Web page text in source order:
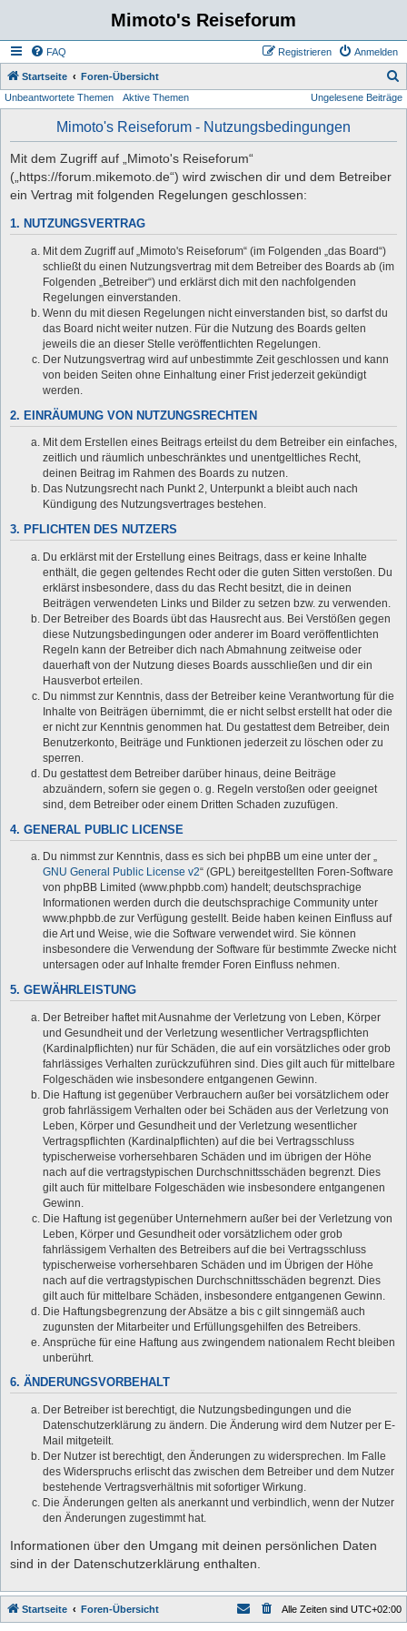
Mimoto's Reiseforum
FAQ Anmelden
Registrieren
Startseite Foren-Übersicht
u
Unbeantwortete Themen Aktive Themen Ungelesene Beiträge
Mimoto's Reiseforum - Nutzungsbedingungen
Mit dem Zugriff auf „Mimoto's Reiseforum“
(„https://forum.mikemoto.de“) wird zwischen dir und dem Betreiber
ein Vertrag mit folgenden Regelungen geschlossen:
1. NUTZUNGSVERTRAG
Mit dem Zugriff auf „Mimoto's Reiseforum“ (im Folgenden „das Board“)
schließt du einen Nutzungsvertrag mit dem Betreiber des Boards ab (im
Folgenden „Betreiber“) und erklärst dich mit den nachfolgenden
Regelungen einverstanden.
Wenn du mit diesen Regelungen nicht einverstanden bist, so darfst du
das Board nicht weiter nutzen. Für die Nutzung des Boards gelten
jeweils die an dieser Stelle veröffentlichten Regelungen.
Der Nutzungsvertrag wird auf unbestimmte Zeit geschlossen und kann
von beiden Seiten ohne Einhaltung einer Frist jederzeit gekündigt
werden.
2. EINRÄUMUNG VON NUTZUNGSRECHTEN
Mit dem Erstellen eines Beitrags erteilst du dem Betreiber ein einfaches,
zeitlich und räumlich unbeschränktes und unentgeltliches Recht,
deinen Beitrag im Rahmen des Boards zu nutzen.
Das Nutzungsrecht nach Punkt 2, Unterpunkt a bleibt auch nach
Kündigung des Nutzungsvertrages bestehen.
3. PFLICHTEN DES NUTZERS
Du erklärst mit der Erstellung eines Beitrags, dass er keine Inhalte
enthält, die gegen geltendes Recht oder die guten Sitten verstoßen. Du
erklärst insbesondere, dass du das Recht besitzt, die in deinen
Beiträgen verwendeten Links und Bilder zu setzen bzw. zu verwenden.
Der Betreiber des Boards übt das Hausrecht aus. Bei Verstößen gegen
diese Nutzungsbedingungen oder anderer im Board veröffentlichten
Regeln kann der Betreiber dich nach Abmahnung zeitweise oder
dauerhaft von der Nutzung dieses Boards ausschließen und dir ein
Hausverbot erteilen.
Du nimmst zur Kenntnis, dass der Betreiber keine Verantwortung für die
Inhalte von Beiträgen übernimmt, die er nicht selbst erstellt hat oder die
er nicht zur Kenntnis genommen hat. Du gestattest dem Betreiber, dein
Benutzerkonto, Beiträge und Funktionen jederzeit zu löschen oder zu
sperren.
Du gestattest dem Betreiber darüber hinaus, deine Beiträge
abzuändern, sofern sie gegen o. g. Regeln verstoßen oder geeignet
sind, dem Betreiber oder einem Dritten Schaden zuzufügen.
4. GENERAL PUBLIC LICENSE
Du nimmst zur Kenntnis, dass es sich bei phpBB um eine unter der „
GNU General Public License v2“ (GPL) bereitgestellten Foren-Software
von phpBB Limited (www.phpbb.com) handelt; deutschsprachige
Informationen werden durch die deutschsprachige Community unter
www.phpbb.de zur Verfügung gestellt. Beide haben keinen Einfluss auf
die Art und Weise, wie die Software verwendet wird. Sie können
insbesondere die Verwendung der Software für bestimmte Zwecke nicht
untersagen oder auf Inhalte fremder Foren Einfluss nehmen.
5. GEWÄHRLEISTUNG
Der Betreiber haftet mit Ausnahme der Verletzung von Leben, Körper
und Gesundheit und der Verletzung wesentlicher Vertragspflichten
(Kardinalpflichten) nur für Schäden, die auf ein vorsätzliches oder grob
fahrlässiges Verhalten zurückzuführen sind. Dies gilt auch für mittelbare
Folgeschäden wie insbesondere entgangenen Gewinn.
Die Haftung ist gegenüber Verbrauchern außer bei vorsätzlichem oder
grob fahrlässigem Verhalten oder bei Schäden aus der Verletzung von
Leben, Körper und Gesundheit und der Verletzung wesentlicher
Vertragspflichten (Kardinalpflichten) auf die bei Vertragsschluss
typischerweise vorhersehbaren Schäden und im übrigen der Höhe
nach auf die vertragstypischen Durchschnittsschäden begrenzt. Dies
gilt auch für mittelbare Folgeschäden wie insbesondere entgangenen
Gewinn.
Die Haftung ist gegenüber Unternehmern außer bei der Verletzung von
Leben, Körper und Gesundheit oder vorsätzlichem oder grob
fahrlässigem Verhalten des Betreibers auf die bei Vertragsschluss
typischerweise vorhersehbaren Schäden und im Übrigen der Höhe
nach auf die vertragstypischen Durchschnittsschäden begrenzt. Dies
gilt auch für mittelbare Schäden, insbesondere entgangenen Gewinn.
Die Haftungsbegrenzung der Absätze a bis c gilt sinngemäß auch
zugunsten der Mitarbeiter und Erfüllungsgehilfen des Betreibers.
Ansprüche für eine Haftung aus zwingendem nationalem Recht bleiben
unberührt.
6. ÄNDERUNGSVORBEHALT
Der Betreiber ist berechtigt, die Nutzungsbedingungen und die
Datenschutzerklärung zu ändern. Die Änderung wird dem Nutzer per E-
Mail mitgeteilt.
Der Nutzer ist berechtigt, den Änderungen zu widersprechen. Im Falle
des Widerspruchs erlischt das zwischen dem Betreiber und dem Nutzer
bestehende Vertragsverhältnis mit sofortiger Wirkung.
Die Änderungen gelten als anerkannt und verbindlich, wenn der Nutzer
den Änderungen zugestimmt hat.
Informationen über den Umgang mit deinen persönlichen Daten
sind in der Datenschutzerklärung enthalten.
Startseite Foren-Übersicht Alle Zeiten sind UTC+02:00